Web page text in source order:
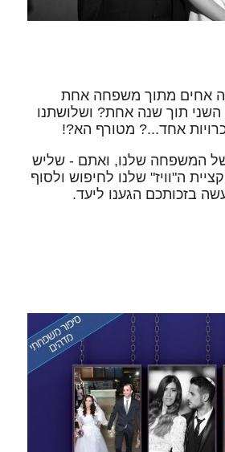
אחים מתוך משפחה אחת
תוך שנה אחת? ושלושתנו
אחד...? מטורף הא?!
המשפחה שלנו, ואתם - שליש
ה"וויז" שלנו לחיפוש ולסוף
בזכותכם הגענו ליעד.